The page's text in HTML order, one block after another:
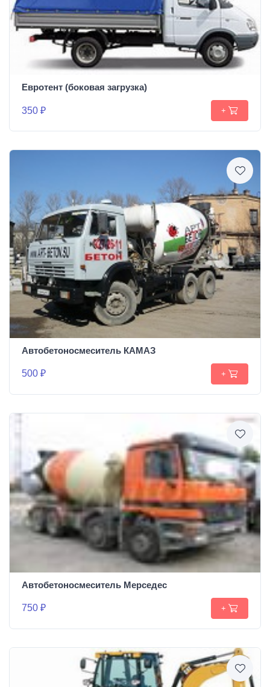
Евротент (боковая загрузка)
350 ₽ +
Автобетоносмеситель КАМАЗ
500 ₽ +
Автобетоносмеситель Мерседес
750 ₽ +